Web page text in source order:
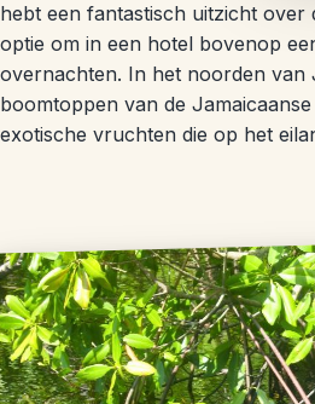
hebt een fantastisch uitzicht over
optie om in een hotel bovenop
overnachten. In het noorden van
boomtoppen van de
exotische vruchten die op het